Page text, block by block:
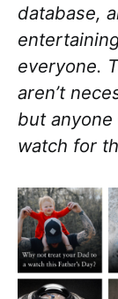
database,
everyone.
aren’t
but
watch for